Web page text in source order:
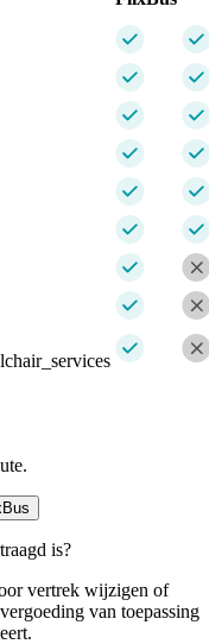
is?
vertrek wijzigen of
van toepassing